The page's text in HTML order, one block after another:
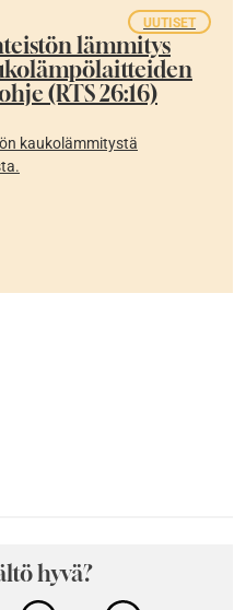
UUTISET
lämmitys
(RTS 26:16)
kaukolämmitystä
hyvä?